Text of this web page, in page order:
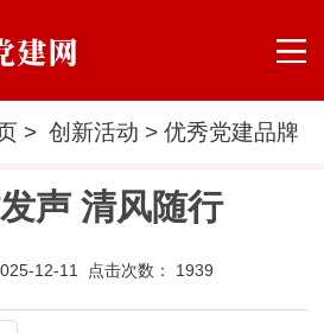
>创新活动 >优秀党建品牌
声 清风随行
12-11 点击次数： 1939